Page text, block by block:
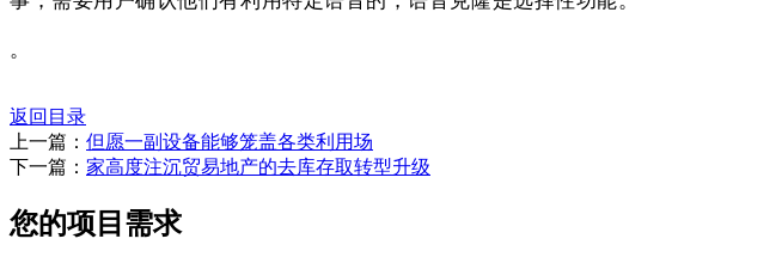
。
返回目录
上一篇： 但愿一副设备能够笼盖各类利用场
下一篇： 家高度注沉贸易地产的去库存取转型升级
您的项目需求